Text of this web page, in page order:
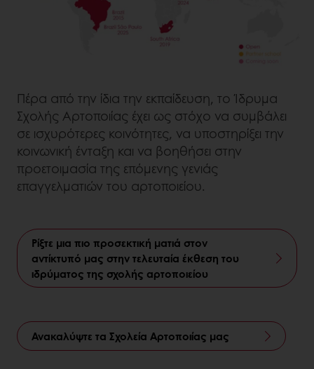
Πέρα από την ίδια την εκπαίδευση, το Ίδρυμα
Σχολής Αρτοποιίας έχει ως στόχο να συμβάλει
σε ισχυρότερες κοινότητες, να υποστηρίξει την
κοινωνική ένταξη και να βοηθήσει στην
προετοιμασία της επόμενης γενιάς
επαγγελματιών του αρτοποιείου.
Ρίξτε μια πιο προσεκτική ματιά στον
αντίκτυπό μας στην τελευταία έκθεση του
ιδρύματος της σχολής αρτοποιείου
Ανακαλύψτε τα Σχολεία Αρτοποιίας μας